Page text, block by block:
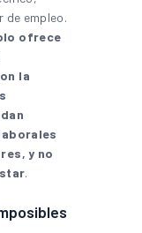
empleo.
ofrece
la
y no
.